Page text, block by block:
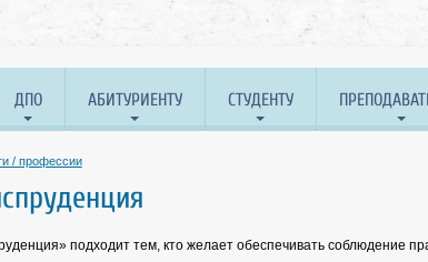
ДПО АБИТУРИЕНТУ СТУДЕНТУ
/ профессии
подходит тем, кто желает обеспечивать соблюдение